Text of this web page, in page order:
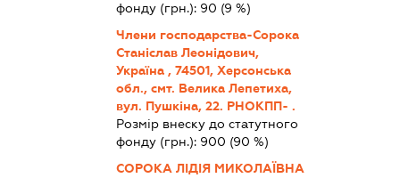
фонду (грн.): 90 (9 %)
Члени господарства-Сорока
Станіслав Леонідович,
Україна , 74501, Херсонська
обл., смт. Велика Лепетиха,
вул. Пушкіна, 22. РНОКПП- .
Розмір внеску до статутного
фонду (грн.): 900 (90 %)
СОРОКА ЛІДІЯ МИКОЛАЇВНА